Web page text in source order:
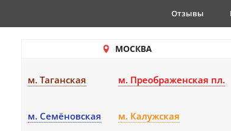
Отзывы
МОСКВА
м. Таганская м. Преображенская пл.
м. Семёновская м. Калужская